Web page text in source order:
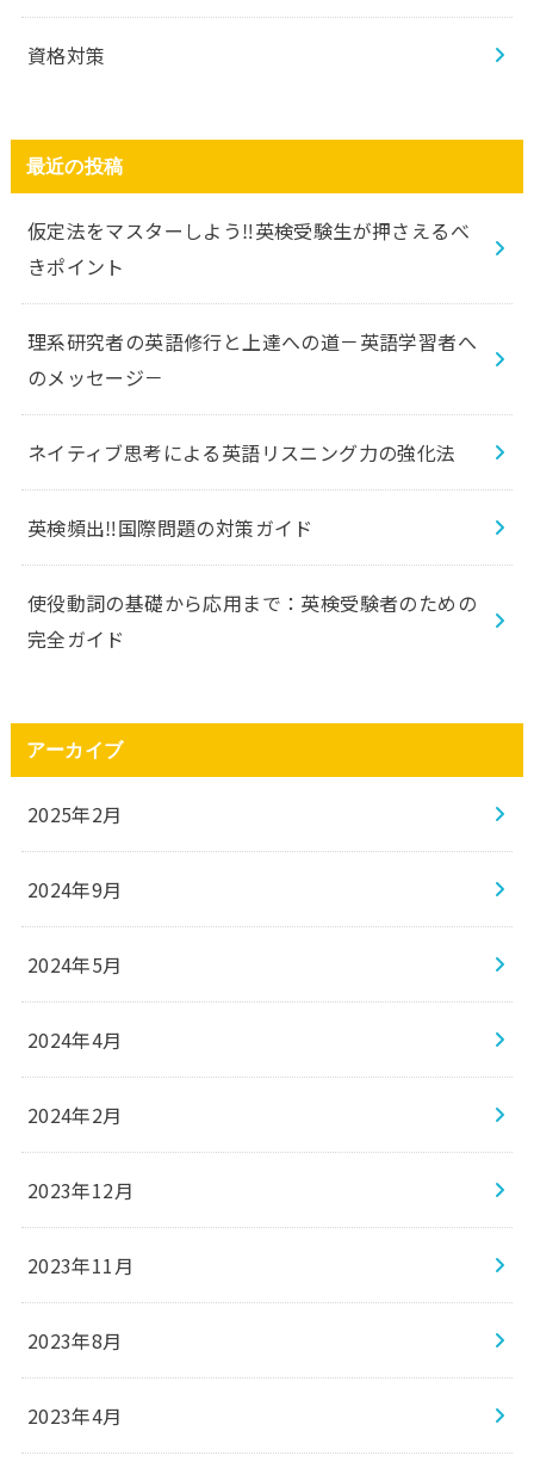
資格対策
最近の投稿
仮定法をマスターしよう‼️英検受験生が押さえるべ
きポイント
理系研究者の英語修行と上達への道－英語学習者へ
のメッセージ－
ネイティブ思考による英語リスニング力の強化法
英検頻出‼️国際問題の対策ガイド
使役動詞の基礎から応用まで：英検受験者のための
完全ガイド
アーカイブ
2025年2月
2024年9月
2024年5月
2024年4月
2024年2月
2023年12月
2023年11月
2023年8月
2023年4月